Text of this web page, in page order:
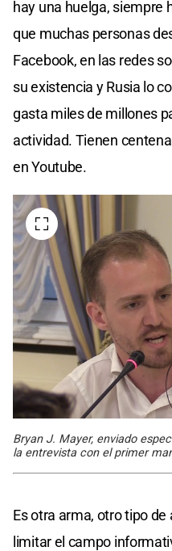
hay una huelga, siempre
que muchas personas
Facebook, en las redes
su existencia y Rusia lo
gasta miles de millones
actividad. Tienen
en Youtube.
Bryan J. Mayer, enviado
la entrevista con el primer
Es otra arma, otro tipo
limitar el campo